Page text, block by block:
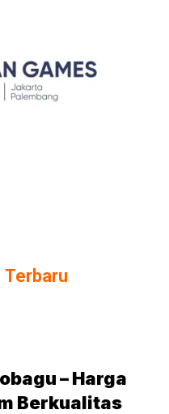
Terbaru
– Harga
Berkualitas